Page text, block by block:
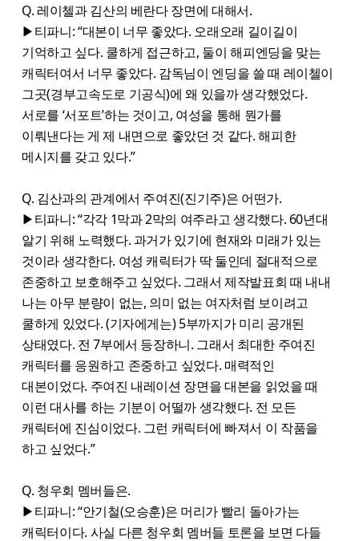
Q. 레이첼과 김산의 베란다 장면에 대해서.
▶티파니: “대본이 너무 좋았다. 오래오래 길이길이
기억하고 싶다. 쿨하게 접근하고, 둘이 해피엔딩을 맞는
캐릭터여서 너무 좋았다. 감독님이 엔딩을 쓸 때 레이첼이
그곳(경부고속도로 기공식)에 왜 있을까 생각했었다.
서로를 ‘서포트’하는 것이고, 여성을 통해 뭔가를
이뤄낸다는 게 제 내면으로 좋았던 것 같다. 해피한
메시지를 갖고 있다.”
Q. 김산과의 관계에서 주여진(진기주)은 어떤가.
▶티파니: “각각 1막과 2막의 여주라고 생각했다. 60년대
알기 위해 노력했다. 과거가 있기에 현재와 미래가 있는
것이라 생각한다. 여성 캐릭터가 딱 둘인데 절대적으로
존중하고 보호해주고 싶었다. 그래서 제작발표회 때 내내
나는 아무 분량이 없는, 의미 없는 여자처럼 보이려고
쿨하게 있었다. (기자에게는) 5부까지가 미리 공개된
상태였다. 전 7부에서 등장하니. 그래서 최대한 주여진
캐릭터를 응원하고 존중하고 싶었다. 매력적인
대본이었다. 주여진 내레이션 장면을 대본을 읽었을 때
이런 대사를 하는 기분이 어떨까 생각했다. 전 모든
캐릭터에 진심이었다. 그런 캐릭터에 빠져서 이 작품을
하고 싶었다.”
Q. 청우회 멤버들은.
▶티파니: “안기철(오승훈)은 머리가 빨리 돌아가는
캐릭터이다. 사실 다른 청우회 멤버들 토론을 보면 다들